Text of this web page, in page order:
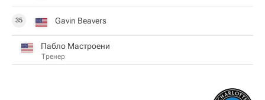
35 Gavin Beavers
Пабло Мастроени
Тренер